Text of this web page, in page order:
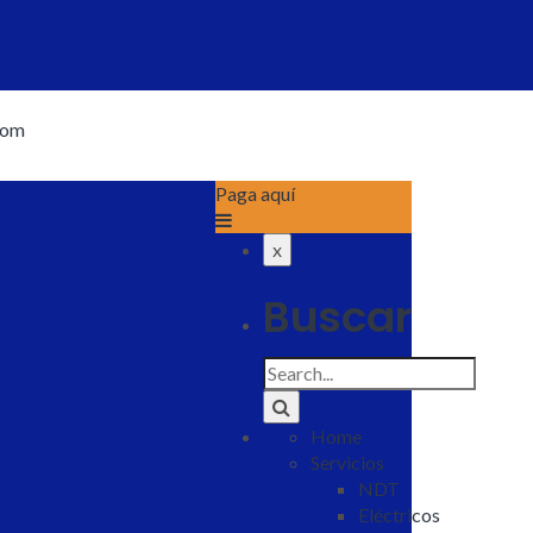
Paga aquí
x
Buscar
Search
for:
Home
Servicios
NDT
Eléctricos